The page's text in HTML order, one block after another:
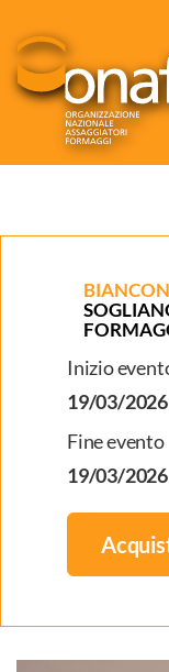
Inizio
19/03/2026
Fine evento
19/03/2026